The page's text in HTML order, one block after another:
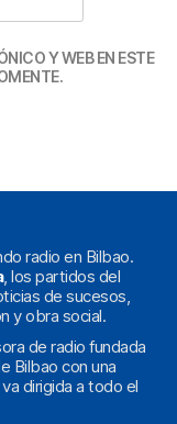
Y WEB EN ESTE
radio en Bilbao.
, los partidos del
de sucesos,
y obra social.
de radio fundada
Bilbao con una
dirigida a todo el